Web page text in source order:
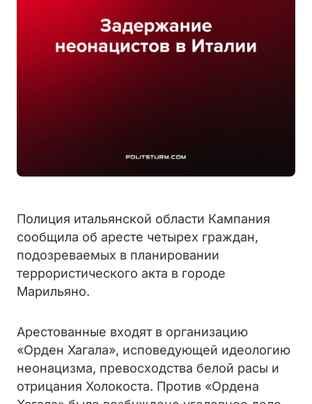
Полиция итальянской области Кампания
сообщила об аресте четырех граждан,
подозреваемых в планировании
террористического акта в городе
Марильяно.
Арестованные входят в организацию
«Орден Хагала», исповедующей идеологию
неонацизма, превосходства белой расы и
отрицания Холокоста. Против «Ордена